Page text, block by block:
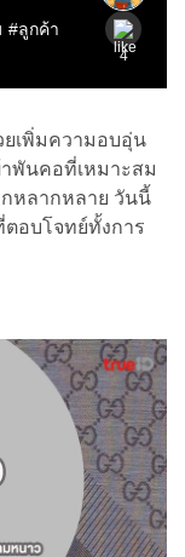
เพิ่มความอบอุ่น
พันคอที่เหมาะสม
หลากหลาย วันนี้
อบโจทย์ทั้งการ